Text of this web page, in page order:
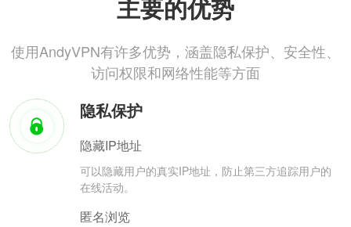
主要的优势
使用AndyVPN有许多优势，涵盖隐私保护、安全性、
访问权限和网络性能等方面
隐私保护
隐藏IP地址
可以隐藏用户的真实IP地址，防止第三方追踪用户的
在线活动。
匿名浏览